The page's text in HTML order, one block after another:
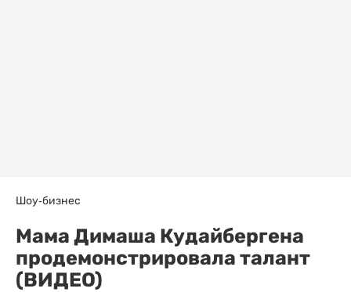
Шоу-бизнес
Мама Димаша Кудайбергена
продемонстрировала талант
(ВИДЕО)